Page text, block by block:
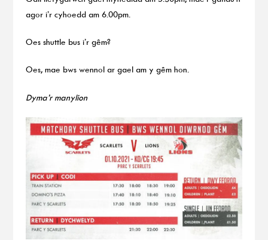
agor i’r cyhoedd am 6.00pm.
Oes shuttle bus i’r gêm?
Oes, mae bws wennol ar gael am y gêm hon.
Dyma’r manylion